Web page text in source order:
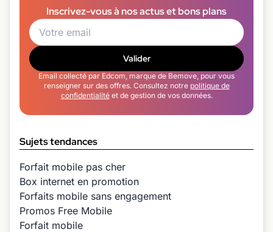
Inscrivez-vous à nos actus et bons plans
Valider
Email collecté par Edcom, marque de Bemove, pour vous
renseigner sur des offres. Consultez notre politique de
confidentialitéet de gestion de vos données.
Sujets tendances
Forfait mobile pas cher
Box internet en promotion
Forfaits mobile sans engagement
Promos Free Mobile
Forfait mobile